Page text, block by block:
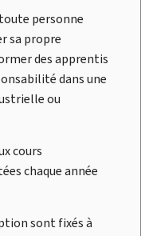
toute personne
sa propre
des apprentis
dans une
ou
cours
chaque année
sont fixés à